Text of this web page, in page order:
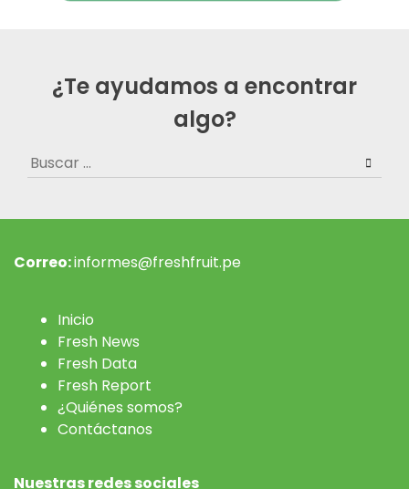
¿Te ayudamos a encontrar
algo?
Buscar:
Correo:informes@freshfruit.pe
Inicio
Fresh News
Fresh Data
Fresh Report
¿Quiénes somos?
Contáctanos
Nuestras redes sociales